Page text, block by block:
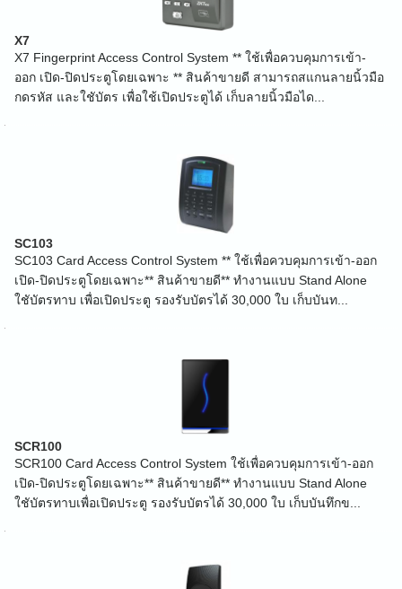
X7
X7 Fingerprint Access Control System ** ใช้เพื่อควบคุมการเข้า-
ออก เปิด-ปิดประตูโดยเฉพาะ ** สินค้าขายดี สามารถสแกนลายนิ้วมือ
กดรหัส และใชับัตร เพื่อใช้เปิดประตูได้ เก็บลายนิ้วมือได...
SC103
SC103 Card Access Control System ** ใช้เพื่อควบคุมการเข้า-ออก
เปิด-ปิดประตูโดยเฉพาะ** สินค้าขายดี** ทำงานแบบ Stand Alone
ใชับัตรทาบ เพื่อเปิดประตู รองรับบัตรได้ 30,000 ใบ เก็บบันท...
SCR100
SCR100 Card Access Control System ใช้เพื่อควบคุมการเข้า-ออก
เปิด-ปิดประตูโดยเฉพาะ** สินค้าขายดี** ทำงานแบบ Stand Alone
ใชับัตรทาบเพื่อเปิดประตู รองรับบัตรได้ 30,000 ใบ เก็บบันทึกข...